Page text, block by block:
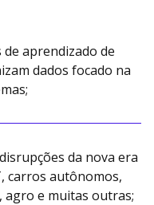
aprendizado de
dados focado na
da nova era
carros autônomos,
agro e muitas outras;